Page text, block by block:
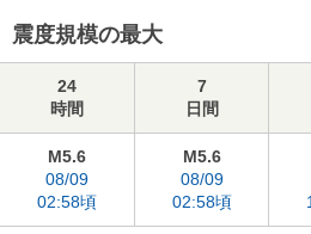
震度規模の最大
24
時間
7
日間
M5.6
08/09
02:58頃
M5.6
08/09
02:58頃